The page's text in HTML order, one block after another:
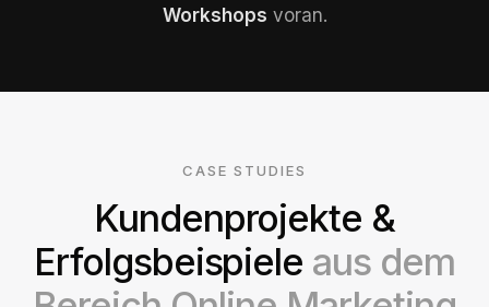
Workshops voran.
CASE STUDIES
Kundenprojekte &
Erfolgsbeispiele aus dem